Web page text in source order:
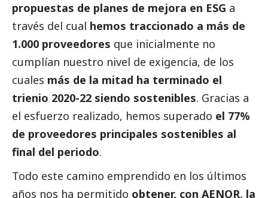
propuestas de planes de mejora en ESG a
través del cual hemos traccionado a más de
1.000 proveedores que inicialmente no
cumplían nuestro nivel de exigencia, de los
cuales más de la mitad ha terminado el
trienio 2020-22 siendo sostenibles. Gracias a
el esfuerzo realizado, hemos superado el 77%
de proveedores principales sostenibles al
final del periodo.
Todo este camino emprendido en los últimos
años nos ha permitido obtener, con AENOR, la